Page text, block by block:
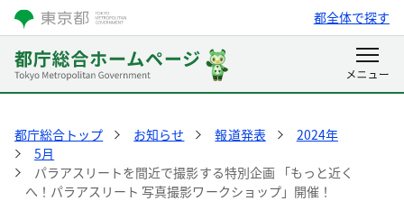
都全体で探す
都庁総合トップ お知らせ 報道発表
2024年
5月
パラアスリートを間近で撮影する特別企画 「もっと近く
へ！パラアスリート 写真撮影ワークショップ」開催！